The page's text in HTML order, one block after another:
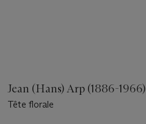
Jean (Hans) Arp (1886-1966)
Tête florale